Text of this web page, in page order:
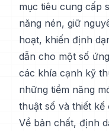
mục tiêu cung cấp
năng nén, giữ
hoạt, khiến định
dẫn cho một số
các khía cạnh kỹ
những tiềm năng
thuật số và thiết kế
Về bản chất, định